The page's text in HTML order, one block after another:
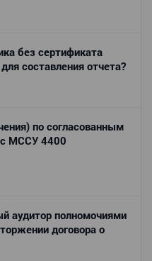
без сертификата
составления отчета?
по согласованным
с МССУ 4400
аудитор полномочиями
договора о